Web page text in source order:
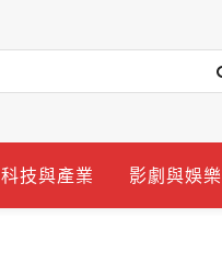
科技與產業 影劇與娛樂